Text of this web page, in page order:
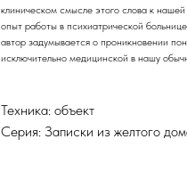
клиническом смысле этого слова к
опыт работы в психиатрической
автор задумывается о проникновении
исключительно медицинской в нашу
Техника: объект
Серия: Записки из желтого